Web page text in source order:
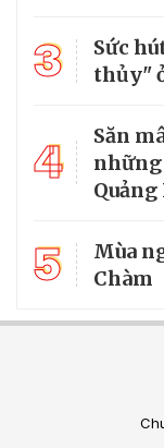
3
Sức
thủy"
4
Săn
5
Mùa
Chàm